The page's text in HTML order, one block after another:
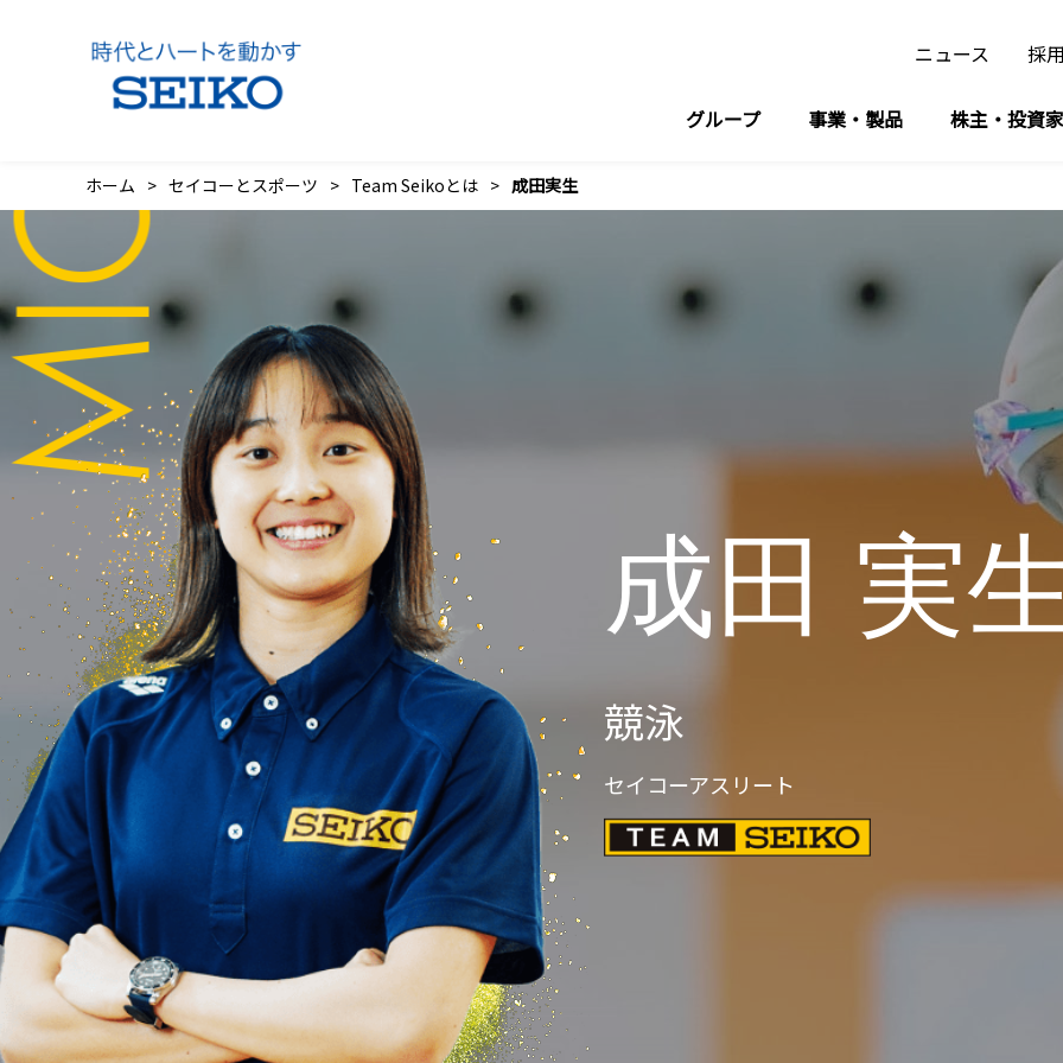
ニュース 採
グループ 事業・製品 株主・投資
ホーム セイコーとスポーツ Team Seikoとは 成田実生
成田 実
競泳
セイコーアスリート